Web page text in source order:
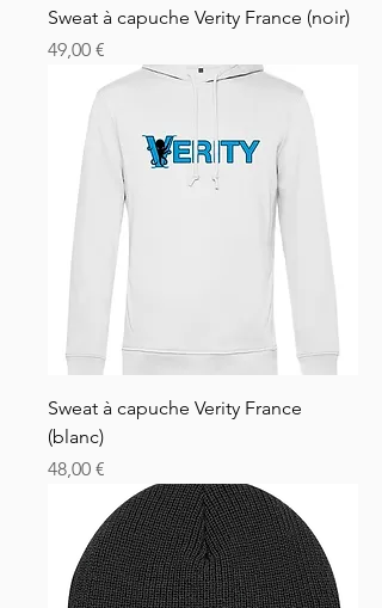
Sweat à capuche Verity France (noir)
Prezzo
49,00 €
Sweat à capuche Verity France
(blanc)
Prezzo
48,00 €